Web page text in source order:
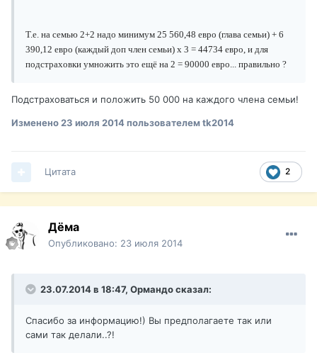
Т.е. на семью 2+2 надо минимум 25 560,48 евро (глава семьи) + 6
390,12 евро (каждый доп член семьи) x 3 = 44734 евро, и для
подстраховки умножить это ещё на 2 = 90000 евро... правильно ?
Подстраховаться и положить 50 000 на каждого члена семьи!
Изменено23 июля 2014пользователем tk2014
2
Цитата
Дёма
Опубликовано: 23 июля 2014
23.07.2014 в 18:47, Ормандо сказал:
Спасибо за информацию!) Вы предполагаете так или
сами так делали..?!